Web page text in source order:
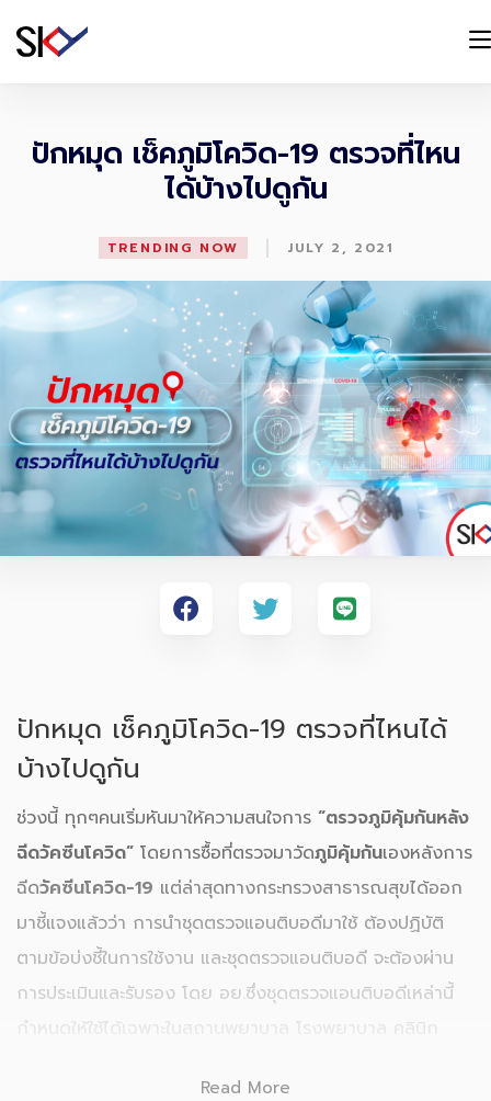
ปักหมุด เช็คภูมิโควิด-19 ตรวจที่ไหน
ได้บ้างไปดูกัน
TRENDING NOW | JULY 2, 2021
Read More
ปักหมุด เช็คภูมิโควิด-19 ตรวจที่ไหนได้
บ้างไปดูกัน
ช่วงนี้ ทุกๆคนเริ่มหันมาให้ความสนใจการ “ตรวจภูมิคุ้มกันหลัง
ฉีดวัคซีนโควิด” โดยการซื้อที่ตรวจมาวัดภูมิคุ้มกันเองหลังการ
ฉีดวัคซีนโควิด-19 แต่ล่าสุดทางกระทรวงสาธารณสุขได้ออก
มาชี้แจงแล้วว่า การนำชุดตรวจแอนติบอดีมาใช้ ต้องปฏิบัติ
ตามข้อบ่งชี้ในการใช้งาน และชุดตรวจแอนติบอดี จะต้องผ่าน
การประเมินและรับรอง โดย อย.ซึ่งชุดตรวจแอนติบอดีเหล่านี้
กำหนดให้ใช้ได้เฉพาะในสถานพยาบาล โรงพยาบาล คลินิก